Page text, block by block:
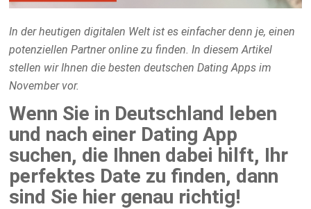
In der heutigen digitalen Welt ist es einfacher denn je, einen
potenziellen Partner online zu finden.In diesem Artikel
stellen wir Ihnen die besten deutschen Dating Apps im
November vor.
Wenn Sie in Deutschland leben
und nach einer Dating App
suchen, die Ihnen dabei hilft, Ihr
perfektes Date zu finden, dann
sind Sie hier genau richtig!